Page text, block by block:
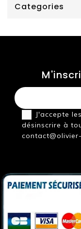
Categories
J'accepte les
désinscrire à